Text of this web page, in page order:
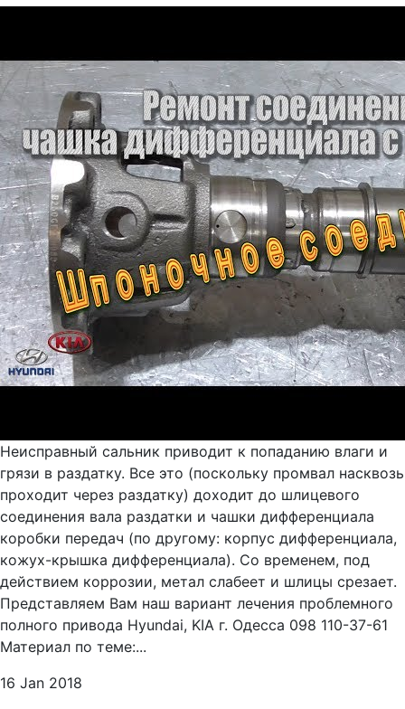
Неисправный сальник приводит к попаданию влаги и
грязи в раздатку. Все это (поскольку промвал насквозь
проходит через раздатку) доходит до шлицевого
соединения вала раздатки и чашки дифференциала
коробки передач (по другому: корпус дифференциала,
кожух-крышка дифференциала). Со временем, под
действием коррозии, метал слабеет и шлицы срезает.
Представляем Вам наш вариант лечения проблемного
полного привода Hyundai, KIA г. Одесса 098 110-37-61
Материал по теме:...
16 Jan 2018